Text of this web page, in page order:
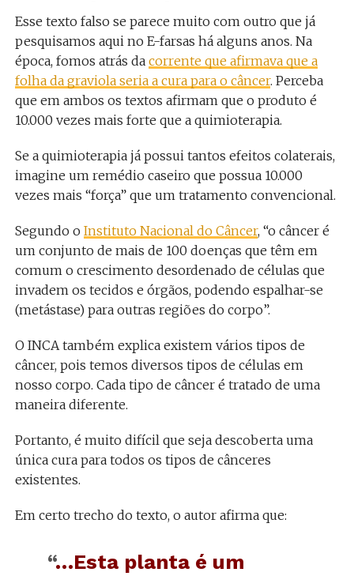
Esse texto falso se parece muito com outro que já
pesquisamos aqui no E-farsas há alguns anos. Na
época, fomos atrás da corrente que afirmava que a
folha da graviola seria a cura para o câncer. Perceba
que em ambos os textos afirmam que o produto é
10.000 vezes mais forte que a quimioterapia.
Se a quimioterapia já possui tantos efeitos colaterais,
imagine um remédio caseiro que possua 10.000
vezes mais “força” que um tratamento convencional.
Segundo o Instituto Nacional do Câncer, “o câncer é
um conjunto de mais de 100 doenças que têm em
comum o crescimento desordenado de células que
invadem os tecidos e órgãos, podendo espalhar-se
(metástase) para outras regiões do corpo”.
O INCA também explica existem vários tipos de
câncer, pois temos diversos tipos de células em
nosso corpo. Cada tipo de câncer é tratado de uma
maneira diferente.
Portanto, é muito difícil que seja descoberta uma
única cura para todos os tipos de cânceres
existentes.
Em certo trecho do texto, o autor afirma que:
“…Esta planta é um